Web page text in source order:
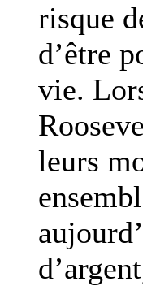
risque
d’être
vie.
leurs